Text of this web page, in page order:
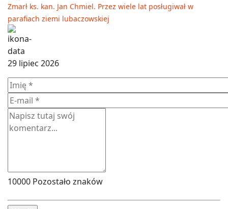
Zmarł ks. kan. Jan Chmiel. Przez wiele lat posługiwał w
parafiach ziemi lubaczowskiej
29 lipiec 2026
10000 Pozostało znaków